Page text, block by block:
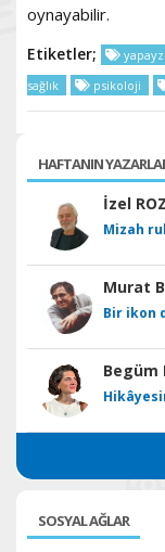
oynayabilir.
Etiketler;
sağlık
psikoloji
HAFTANIN
İzel
Mizah
Murat
Bir ikon
Begüm
SOSYAL AĞLAR